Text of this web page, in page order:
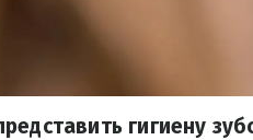
гигиену